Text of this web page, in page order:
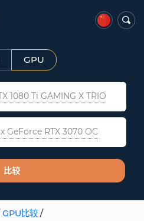
GPU
1080 Ti GAMING X TRIO
GeForce RTX 3070 OC
比较
GPU比较 /